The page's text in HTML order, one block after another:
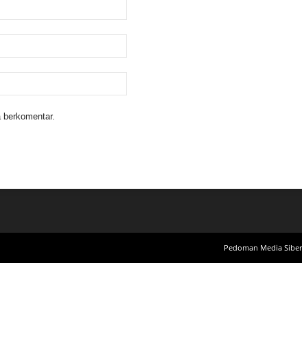
Pedoman Media Siber